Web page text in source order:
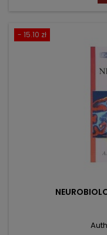
- 15.10 zł